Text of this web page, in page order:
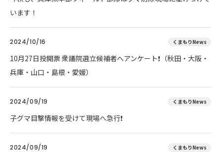
います！
2024/10/16 くまもりNews
10月27日投開票 衆議院選立候補者へアンケート❗（秋田・大阪・
兵庫・山口・島根・愛媛）
2024/09/19 くまもりNews
子グマ目撃情報を受けて現場へ急行❗
2024/09/19 くまもりNews